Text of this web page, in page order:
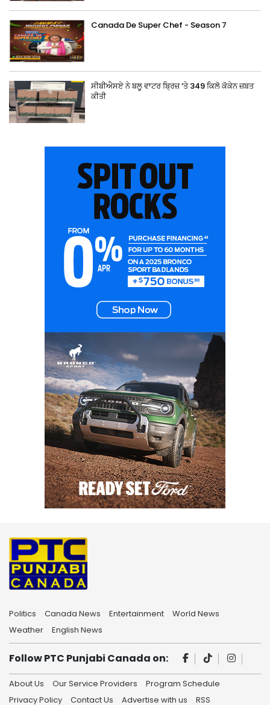
Canada De Super Chef - Season 7
ਸੀਬੀਐਸਏ ਨੇ ਬਲੂ ਵਾਟਰ ਬ੍ਰਿਜ਼ ‘ਤੇ 349 ਕਿਲੋ ਕੋਕੇਨ ਜ਼ਬਤ
ਕੀਤੀ
Politics Canada News Entertainment
World News
Weather
English News
Follow PTC Punjabi Canada on:
About Us Our Service Providers
Program Schedule
Privacy Policy
Contact Us Advertise with us RSS